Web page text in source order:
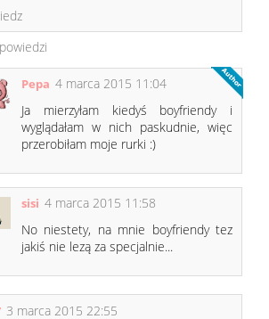
Pepa 4 marca 2015 11:04
Ja mierzyłam kiedyś boyfriendy i
wyglądałam w nich paskudnie, więc
przerobiłam moje rurki :)
sisi 4 marca 2015 11:58
No niestety, na mnie boyfriendy tez
jakiś nie lezą za specjalnie...
3 marca 2015 22:55